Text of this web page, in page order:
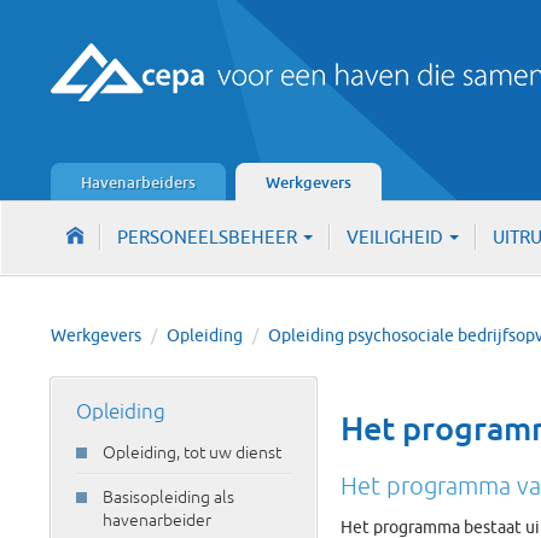
Havenarbeiders Werkgevers
PERSONEELSBEHEER VEILIGHEID
Werkgevers / Opleiding / Opleiding psychosociale
Opleiding
Opleiding, tot uw dienst
Basisopleiding als
havenarbeider
Het
Het programma
Het programma bestaat